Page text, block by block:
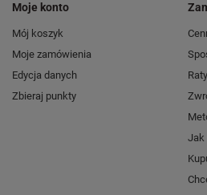
Moje konto
Mój koszyk
Moje zamówienia
Edycja danych
Zbieraj punkty
Jak